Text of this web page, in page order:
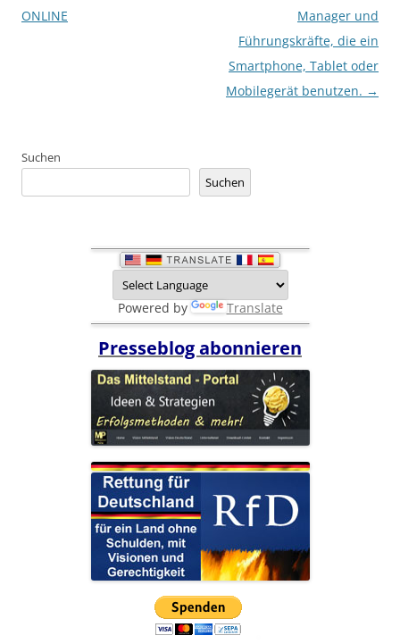
ONLINE
Manager und
Führungskräfte, die ein
Smartphone, Tablet oder
Mobilegerät benutzen. →
Suchen
Suchen
Powered by Translate
Presseblog abonnieren